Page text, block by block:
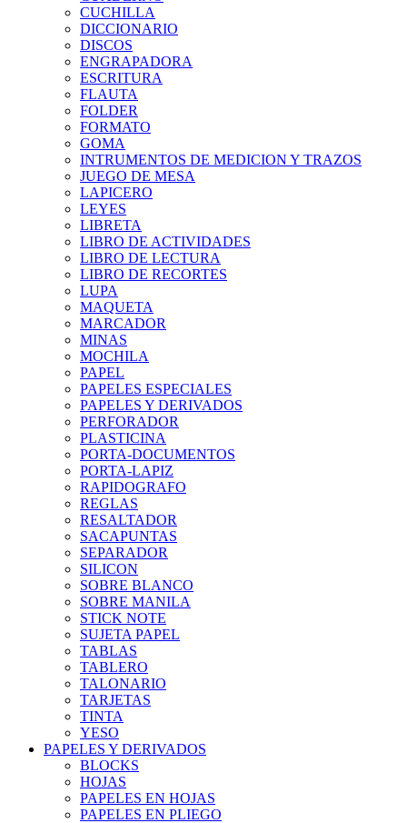
CUCHILLA
DICCIONARIO
DISCOS
ENGRAPADORA
ESCRITURA
FLAUTA
FOLDER
FORMATO
GOMA
INTRUMENTOS DE MEDICION Y TRAZOS
JUEGO DE MESA
LAPICERO
LEYES
LIBRETA
LIBRO DE ACTIVIDADES
LIBRO DE LECTURA
LIBRO DE RECORTES
LUPA
MAQUETA
MARCADOR
MINAS
MOCHILA
PAPEL
PAPELES ESPECIALES
PAPELES Y DERIVADOS
PERFORADOR
PLASTICINA
PORTA-DOCUMENTOS
PORTA-LAPIZ
RAPIDOGRAFO
REGLAS
RESALTADOR
SACAPUNTAS
SEPARADOR
SILICON
SOBRE BLANCO
SOBRE MANILA
STICK NOTE
SUJETA PAPEL
TABLAS
TABLERO
TALONARIO
TARJETAS
TINTA
YESO
PAPELES Y DERIVADOS
BLOCKS
HOJAS
PAPELES EN HOJAS
PAPELES EN PLIEGO